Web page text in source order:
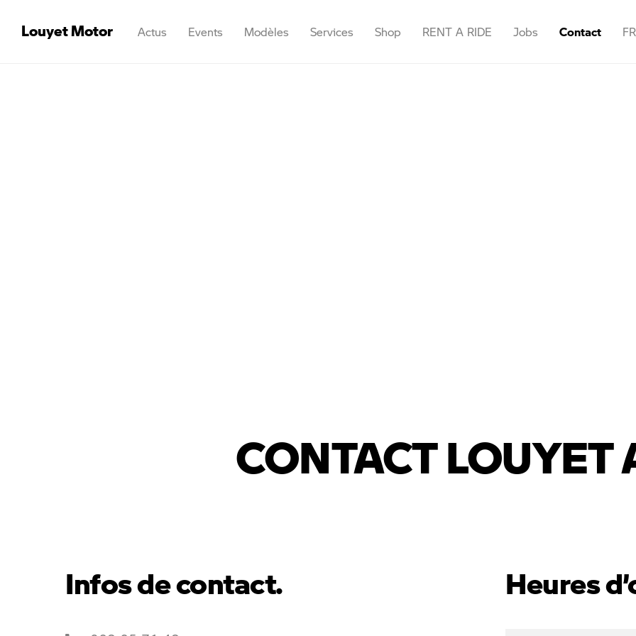
Louyet Motor Actus Events Modèles
Occasions Namur
Services Shop RENT A RIDE Jobs Contact
CONTACT LOUYET
Infos de contact. Heures